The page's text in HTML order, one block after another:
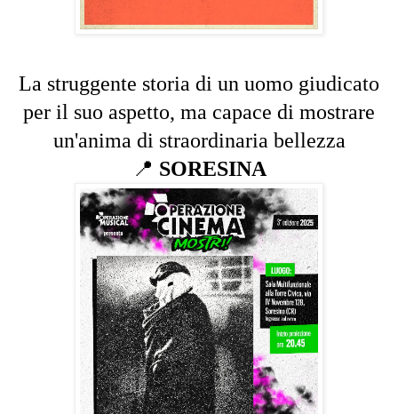
La struggente storia di un uomo giudicato
per il suo aspetto, ma capace di mostrare
un'anima di straordinaria bellezza
📍 SORESINA